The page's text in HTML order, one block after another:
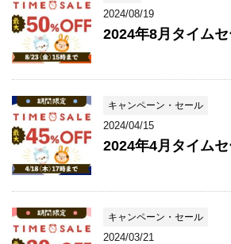
2024/08/19
2024年8月タイム
キャンペーン・セール
2024/04/15
2024年4月タイム
キャンペーン・セール
2024/03/21